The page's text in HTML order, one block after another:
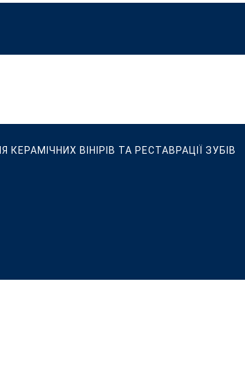
ВІНІРІВ ТА РЕСТАВРАЦІЇ ЗУБІВ